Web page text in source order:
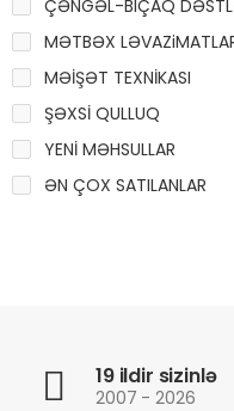
ÇƏNGƏL-BIÇAQ
MƏTBƏX
MƏİŞƏT TEXNİKASI
ŞƏXSİ QULLUQ
YENİ MƏHSULLAR
ƏN ÇOX SATILANLAR
19 ildir sizinlə
2007 - 2026